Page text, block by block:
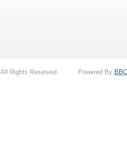
All Rights Reserved . Powered By